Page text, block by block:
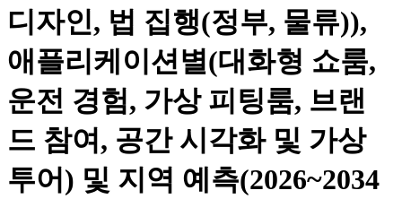
디자인, 법 집행(정부, 물류)),
애플리케이션별(대화형 쇼룸,
운전 경험, 가상 피팅룸, 브랜
드 참여, 공간 시각화 및 가상
투어) 및 지역 예측(2026~2034